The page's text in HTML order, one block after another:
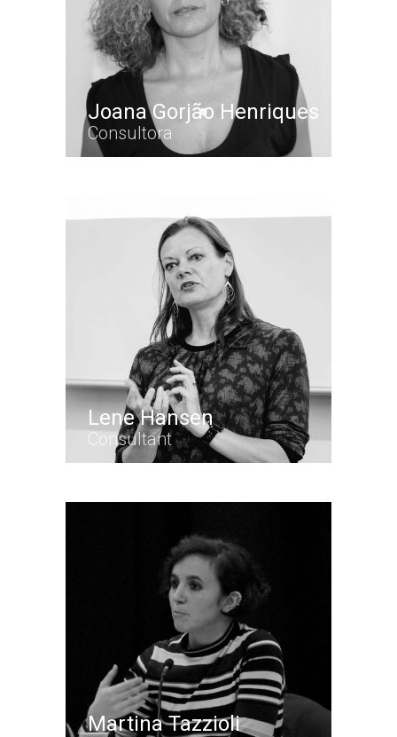
Joana Gorjão Henriques
Consultora
Lene Hansen
Consultant
Martina Tazzioli